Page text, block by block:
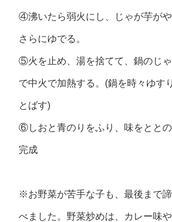
④沸いたら弱火にし、じゃが芋が
さらにゆでる。
⑤火を止め、湯を捨てて、鍋のじ
で中火で加熱する。(鍋を時々ゆす
とばす)
⑥しおと青のりをふり、味をととの
完成
※お野菜が苦手な子も、最後まで
べました。野菜炒めは、カレー味